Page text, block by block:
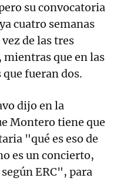
su convocatoria
cuatro semanas
de las tres
que en las
fueran dos.
dijo en la
Montero tiene que
"qué es eso de
es un concierto,
ERC", para